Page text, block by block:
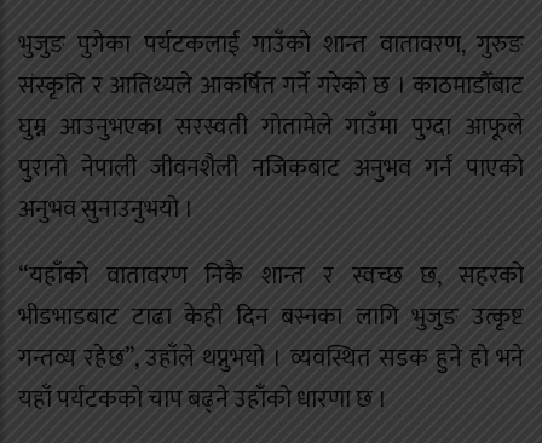
भुजुङ पुगेका पर्यटकलाई गाउँको शान्त वातावरण, गुरुङ
संस्कृति र आतिथ्यले आकर्षित गर्ने गरेको छ । काठमाडौँबाट
घुम्न आउनुभएका सरस्वती गोतामेले गाउँमा पुग्दा आफूले
पुरानो नेपाली जीवनशैली नजिकबाट अनुभव गर्न पाएको
अनुभव सुनाउनुभयो ।
“यहाँको वातावरण निकै शान्त र स्वच्छ छ, सहरको
भीडभाडबाट टाढा केही दिन बस्नका लागि भुजुङ उत्कृष्ट
गन्तव्य रहेछ”, उहाँले थप्नुभयो । व्यवस्थित सडक हुने हो भने
यहाँ पर्यटकको चाप बढ्ने उहाँको धारणा छ ।